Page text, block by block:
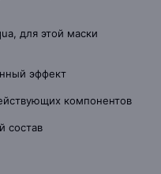
для этой маски
эффект
компонентов
состав